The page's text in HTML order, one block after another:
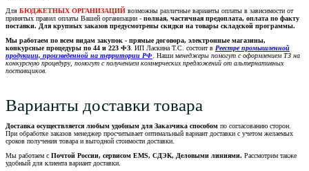
Для БЮДЖЕТНЫХ ОРГАНИЗАЦИЙ возможны различные варианты оплаты в зависимости от
принятых правил оплаты Вашей организации - полная, частичная предоплата, оплата по факту
поставки. Для крупных заказов предусмотрены скидки на товары складской программы.
Мы работаем по всем видам закупок - прямые договора, электронные магазины,
конкурсные процедуры по 44 и 223 ФЗ. ИП Ласкина Т.С. состоит в Реестре промышленной
продукции, произведенной на территории РФ. Наши менеджеры помогут с оформлением ТЗ на
конкурсную процедуру, помогут с получением коммерческих предложений от альтернативных
поставщиков.
Варианты доставки товара
Доставка осуществляется любым удобным для Заказчика способом по согласованию сторон.
При обработке заказов менеджер просчитывает оптимальный вариант доставки с учетом желаемых
сроков получения товара и выгодной стоимости доставки.
Мы работаем с Почтой России, сервисом EMS, СДЭК, Деловыми линиями. Рассмотрим также
удобный для клиента вариант доставки.